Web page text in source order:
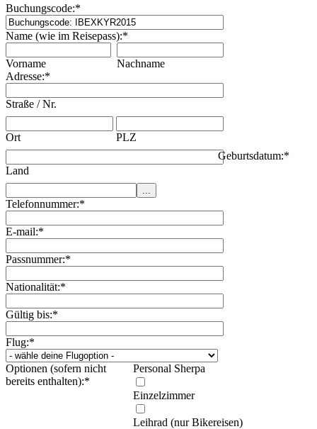
Buchungscode:*
Name (wie im Reisepass):*
Vorname
Nachname
Adresse:*
Straße / Nr.
Ort PLZ
Land
Geburtsdatum:*
Telefonnummer:*
E-mail:*
Passnummer:*
Nationalität:*
Gültig bis:*
Flug:*
Optionen (sofern nicht
bereits enthalten):*
Personal Sherpa
Einzelzimmer
Leihrad (nur Bikereisen)